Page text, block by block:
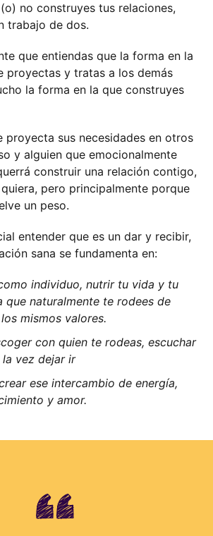
no construyes tus relaciones,
trabajo de dos.
que entiendas que la forma en la
proyectas y tratas a los demás
la forma en la que construyes
proyecta sus necesidades en otros
y alguien que emocionalmente
construir una relación contigo,
pero principalmente porque
un peso.
entender que es un dar y recibir,
sana se fundamenta en:
individuo, nutrir tu vida y tu
que naturalmente te rodees de
mismos valores.
con quien te rodeas, escuchar
vez dejar ir
ese intercambio de energía,
y amor.